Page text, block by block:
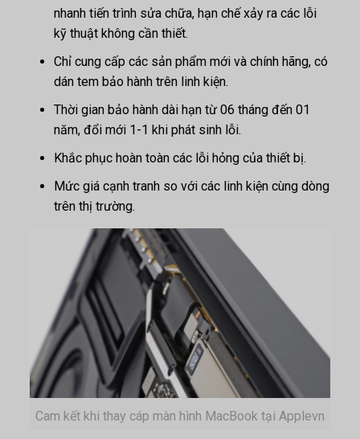
nhanh tiến trình sửa chữa, hạn chế xảy ra các lỗi
kỹ thuật không cần thiết.
Chỉ cung cấp các sản phẩm mới và chính hãng, có
dán tem bảo hành trên linh kiện.
Thời gian bảo hành dài hạn từ 06 tháng đến 01
năm, đổi mới 1-1 khi phát sinh lỗi.
Khắc phục hoàn toàn các lỗi hỏng của thiết bị.
Mức giá cạnh tranh so với các linh kiện cùng dòng
trên thị trường.
Cam kết khi thay cáp màn hình MacBook tại Applevn